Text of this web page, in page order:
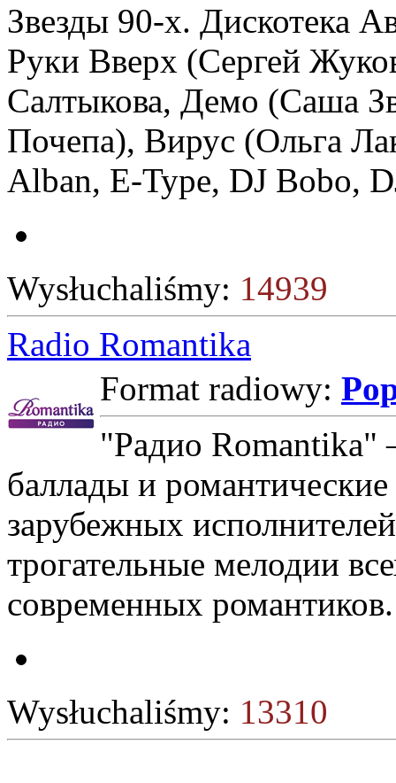
Звезды 90-х. Дискотека
Руки Вверх (Сергей
Салтыкова, Демо (Саша
Почепа), Вирус (Ольга
Alban, E-Type, DJ Bobo,
Wysłuchaliśmy: 14939
Radio Romantika
Format radiowy:
"Радио Romantika"
баллады и
зарубежных
трогательные мелодии
современных
Wysłuchaliśmy: 13310